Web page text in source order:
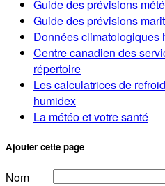
Guide des prévisions
Guide des prévisions
Données climatologiques
Centre canadien des
répertoire
Les calculatrices de
humidex
La météo et votre santé
Ajouter cette page
Nom